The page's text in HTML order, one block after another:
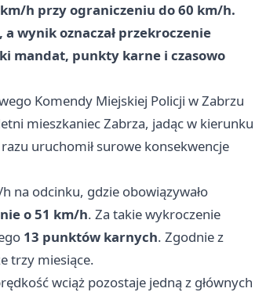
h przy ograniczeniu do 60 km/h.
wynik oznaczał przekroczenie
mandat, punkty karne i czasowo
Komendy Miejskiej Policji w Zabrzu
mieszkaniec Zabrza, jadąc w kierunku
uruchomił surowe konsekwencje
na odcinku, gdzie obowiązywało
o 51 km/h. Za takie wykroczenie
13 punktów karnych. Zgodnie z
trzy miesiące.
wciąż pozostaje jedną z głównych